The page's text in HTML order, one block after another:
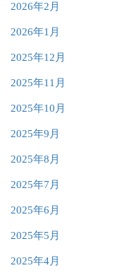
2026年2月
2026年1月
2025年12月
2025年11月
2025年10月
2025年9月
2025年8月
2025年7月
2025年6月
2025年5月
2025年4月